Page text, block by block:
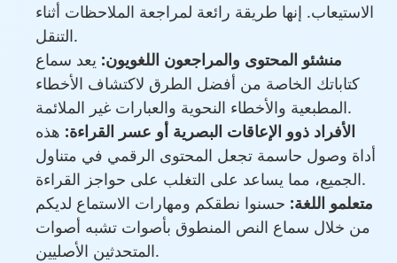
الاستيعاب. إنها طريقة رائعة لمراجعة الملاحظات أثناء
التنقل.
منشئو المحتوى والمراجعون اللغويون: يعد سماع
كتاباتك الخاصة من أفضل الطرق لاكتشاف الأخطاء
المطبعية والأخطاء النحوية والعبارات غير الملائمة.
الأفراد ذوو الإعاقات البصرية أو عسر القراءة: هذه
أداة وصول حاسمة تجعل المحتوى الرقمي في متناول
الجميع، مما يساعد على التغلب على حواجز القراءة.
متعلمو اللغة: حسنوا نطقكم ومهارات الاستماع لديكم
من خلال سماع النص المنطوق بأصوات تشبه أصوات
المتحدثين الأصليين.